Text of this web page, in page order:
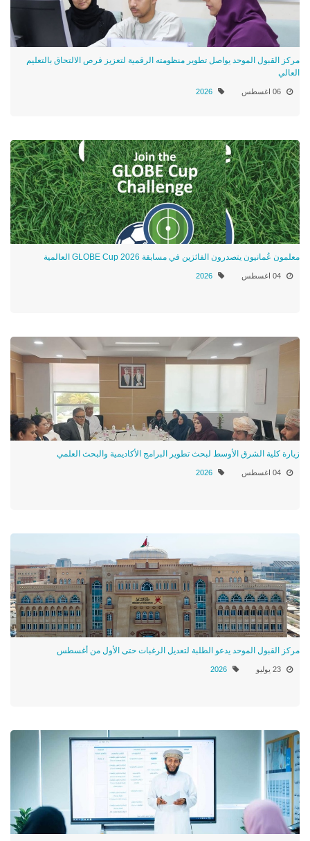
مركز القبول الموحد يواصل تطوير منظومته الرقمية لتعزيز فرص الالتحاق بالتعليم
العالي
06 اغسطس 2026
معلمون عُمانيون يتصدرون الفائزين في مسابقة GLOBE Cup 2026 العالمية
04 اغسطس 2026
زيارة كلية الشرق الأوسط لبحث تطوير البرامج الأكاديمية والبحث العلمي
04 اغسطس 2026
مركز القبول الموحد يدعو الطلبة لتعديل الرغبات حتى الأول من أغسطس
23 يوليو 2026